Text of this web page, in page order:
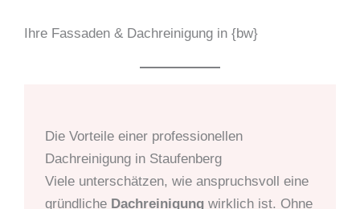
Ihre Fassaden & Dachreinigung in {bw}
Die Vorteile einer professionellen
Dachreinigung in Staufenberg
Viele unterschätzen, wie anspruchsvoll eine
gründliche Dachreinigungwirklich ist. Ohne